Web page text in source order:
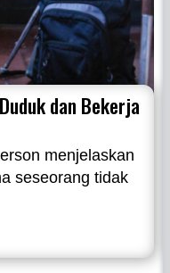
dan Bekerja
menjelaskan
seseorang tidak